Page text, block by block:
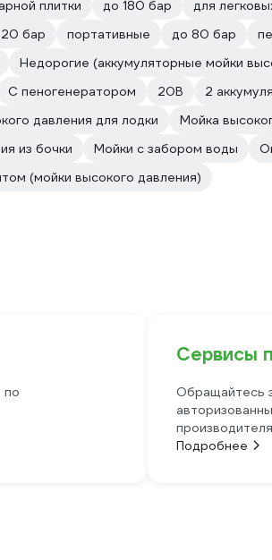
плитки до 180 бар для
бар портативные до 80 бар
Недорогие (аккумуляторные мойки
С пеногенератором 20В 2
давления для лодки
Мойка
из бочки Мойки с забором воды
(мойки высокого давления)
по
Сервисы
Обращайтесь
производителя
Подробнее